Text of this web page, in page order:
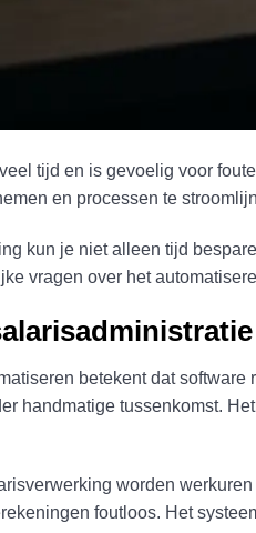
tijd en is gevoelig voor
en processen te
kun je niet alleen tijd
vragen over het
betekent dat
handmatige tussenkomst.
worden
foutloos. Het